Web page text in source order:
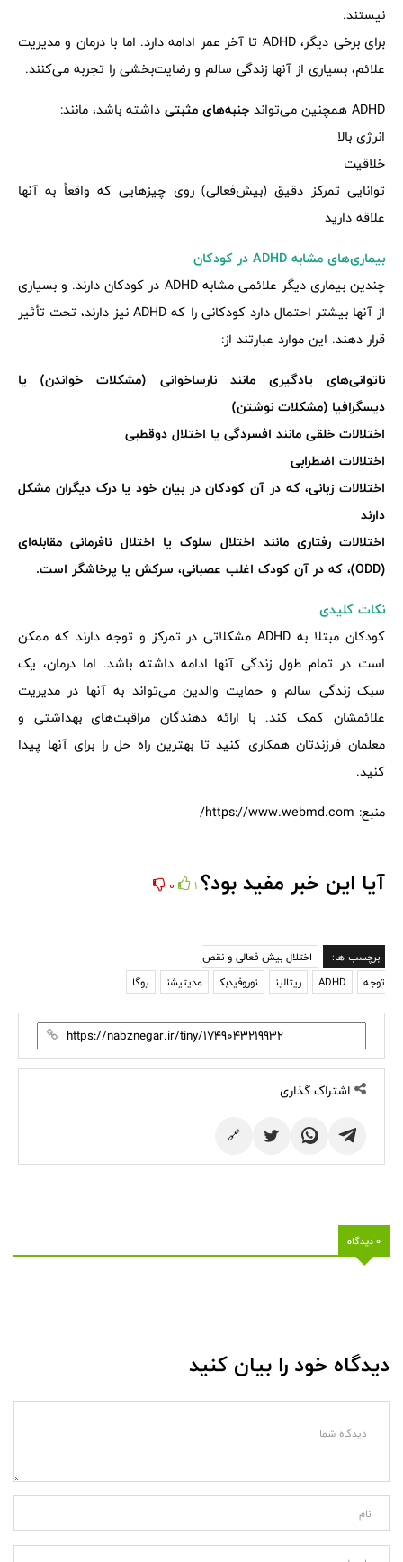
نیستند.
برای برخی دیگر، ADHD تا آخر عمر ادامه دارد. اما با درمان و مدیریت
علائم، بسیاری از آنها زندگی سالم و رضایت‌بخشی را تجربه می‌کنند.
ADHD همچنین می‌تواند
جنبه‌های مثبتی داشته باشد، مانند:
انرژی بالا
خلاقیت
توانایی تمرکز دقیق (بیش‌فعالی) روی چیزهایی که واقعاً به آنها
علاقه دارید
بیماری‌های مشابه ADHD در کودکان
چندین بیماری دیگر علائمی مشابه ADHD در کودکان دارند. و بسیاری
از آنها بیشتر احتمال دارد کودکانی را که ADHD نیز دارند، تحت تأثیر
قرار دهند. این موارد عبارتند از:
ناتوانی‌های یادگیری مانند نارساخوانی (مشکلات خواندن) یا
دیسگرافیا (مشکلات نوشتن)
اختلالات خلقی مانند افسردگی یا اختلال دوقطبی
اختلالات اضطرابی
اختلالات زبانی، که در آن کودکان در بیان خود یا درک دیگران مشکل
دارند
اختلالات رفتاری مانند اختلال سلوک یا اختلال نافرمانی مقابله‌ای
(ODD)، که در آن کودک اغلب عصبانی، سرکش یا پرخاشگر است.
نکات کلیدی
کودکان مبتلا به ADHD مشکلاتی در تمرکز و توجه دارند که ممکن
است در تمام طول زندگی آنها ادامه داشته باشد. اما درمان، یک
سبک زندگی سالم و حمایت والدین می‌تواند به آنها در مدیریت
علائمشان کمک کند. با ارائه دهندگان مراقبت‌های بهداشتی و
معلمان فرزندتان همکاری کنید تا بهترین راه حل را برای آنها پیدا
کنید.
منبع: https://www.webmd.com/
آیا این خبر مفید بود؟1
0
برچسب ها:
اختلال بیش فعالی و نقص
توجه
ADHD ریتالین نوروفیدبک مدیتیشن یوگا
اشتراک گذاری
🔗
0 دیدگاه
دیدگاه خود را بیان کنید